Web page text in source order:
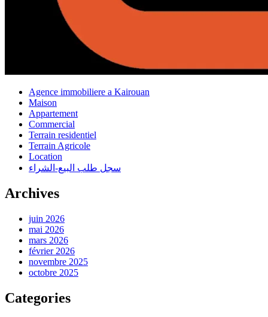
Agence immobiliere a Kairouan
Maison
Appartement
Commercial
Terrain residentiel
Terrain Agricole
Location
سجل طلب البيع-الشراء
Archives
juin 2026
mai 2026
mars 2026
février 2026
novembre 2025
octobre 2025
Categories